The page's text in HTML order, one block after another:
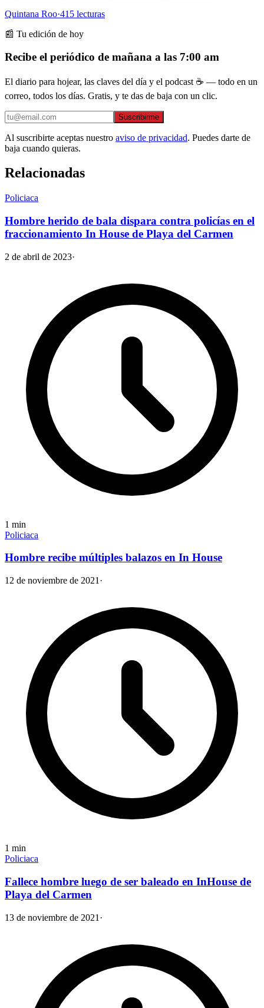
Quintana Roo·415 lecturas
📰 Tu edición de hoy
Recibe el periódico de mañana a las 7:00 am
El diario para hojear, las claves del día y el podcast ☕ — todo en un
correo, todos los días. Gratis, y te das de baja con un clic.
Suscribirme
Al suscribirte aceptas nuestro aviso de privacidad. Puedes darte de
baja cuando quieras.
Relacionadas
Policiaca
Hombre herido de bala dispara contra policías en el
fraccionamiento In House de Playa del Carmen
2 de abril de 2023·
1 min
Policiaca
Hombre recibe múltiples balazos en In House
12 de noviembre de 2021 ·
1 min
Policiaca
Fallece hombre luego de ser baleado en InHouse de
Playa del Carmen
13 de noviembre de 2021 ·